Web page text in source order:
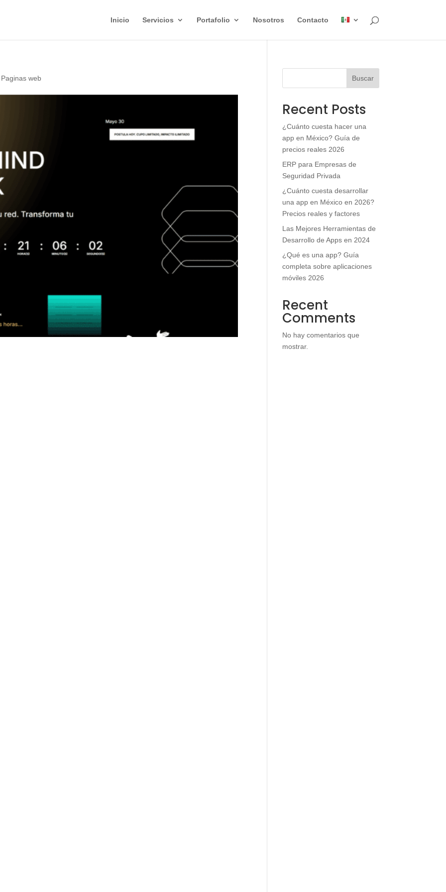
Inicio Servicios Portafolio Nosotros Contacto
Paginas web Buscar
Recent Posts
¿Cuánto cuesta hacer una
app en México? Guía de
precios reales 2026
ERP para Empresas de
Seguridad Privada
¿Cuánto cuesta desarrollar
una app en México en 2026?
Precios reales y factores
Las Mejores Herramientas de
Desarrollo de Apps en 2024
¿Qué es una app? Guía
completa sobre aplicaciones
móviles 2026
Recent
Comments
No hay comentarios que
mostrar.